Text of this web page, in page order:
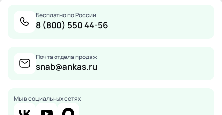
Бесплатно по России
8 (800) 550 44-56
Почта отдела продаж
snab@ankas.ru
Мы в социальных сетях